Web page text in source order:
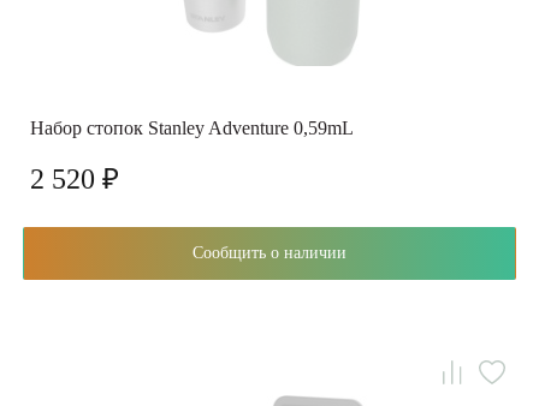
Набор стопок Stanley Adventure 0,59mL
2 520 ₽
Сообщить о наличии